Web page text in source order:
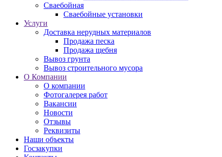
Сваебойная
Сваебойные установки
Услуги
Доставка нерудных материалов
Продажа песка
Продажа щебня
Вывоз грунта
Вывоз строительного мусора
О Компании
О компании
Фотогалерея работ
Вакансии
Новости
Отзывы
Реквизиты
Наши объекты
Госзакупки